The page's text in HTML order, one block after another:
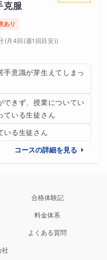
克服
あり
(月4回(週1回目安))
手意識が芽生えてしまっ
できず、授業についてい
ている生徒さん
いる生徒さん
コースの詳細を見る
合格体験記
料金体系
よくある質問
社